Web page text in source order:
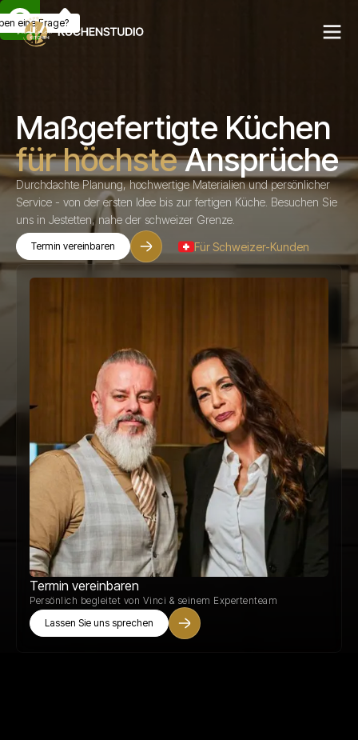
eine Frage?
Maßgefertigte Küchen
für höchsteAnsprüche
Durchdachte Planung, hochwertige Materialien und persönlicher
Service - von der ersten Idee bis zur fertigen Küche. Besuchen Sie
uns in Jestetten, nahe der schweizer Grenze.
Termin vereinbaren Für Schweizer-Kunden
Termin vereinbaren
Persönlich begleitet von Vinci & seinem Expertenteam
Lassen Sie uns sprechen